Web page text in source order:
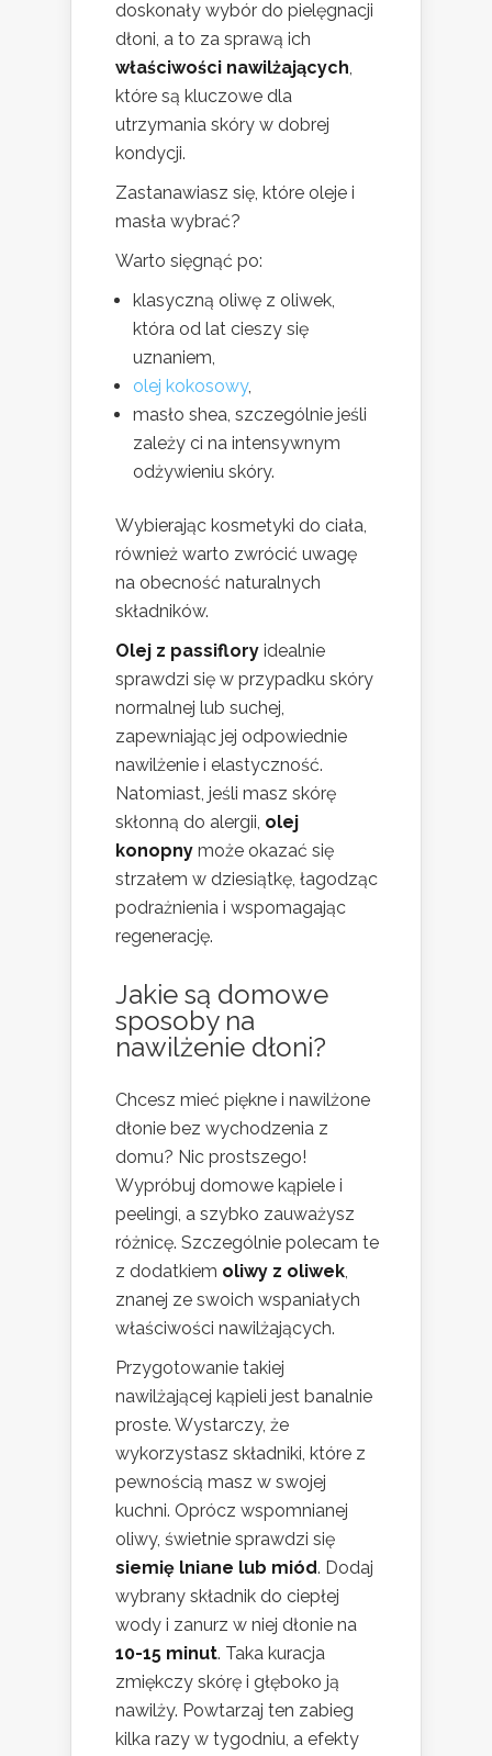
doskonały wybór do pielęgnacji
dłoni, a to za sprawą ich
właściwości nawilżających,
które są kluczowe dla
utrzymania skóry w dobrej
kondycji.
Zastanawiasz się, które oleje i
masła wybrać?
Warto sięgnąć po:
klasyczną oliwę z oliwek,
która od lat cieszy się
uznaniem,
olej kokosowy,
masło shea, szczególnie jeśli
zależy ci na intensywnym
odżywieniu skóry.
Wybierając kosmetyki do ciała,
również warto zwrócić uwagę
na obecność naturalnych
składników.
Olej z passiflory idealnie
sprawdzi się w przypadku skóry
normalnej lub suchej,
zapewniając jej odpowiednie
nawilżenie i elastyczność.
Natomiast, jeśli masz skórę
skłonną do alergii, olej
konopny może okazać się
strzałem w dziesiątkę, łagodząc
podrażnienia i wspomagając
regenerację.
Jakie są domowe
sposoby na
nawilżenie dłoni?
Chcesz mieć piękne i nawilżone
dłonie bez wychodzenia z
domu? Nic prostszego!
Wypróbuj domowe kąpiele i
peelingi, a szybko zauważysz
różnicę. Szczególnie polecam te
z dodatkiem oliwy z oliwek,
znanej ze swoich wspaniałych
właściwości nawilżających.
Przygotowanie takiej
nawilżającej kąpieli jest banalnie
proste. Wystarczy, że
wykorzystasz składniki, które z
pewnością masz w swojej
kuchni. Oprócz wspomnianej
oliwy, świetnie sprawdzi się
siemię lniane lub miód. Dodaj
wybrany składnik do ciepłej
wody i zanurz w niej dłonie na
10-15 minut. Taka kuracja
zmiękczy skórę i głęboko ją
nawilży. Powtarzaj ten zabieg
kilka razy w tygodniu, a efekty